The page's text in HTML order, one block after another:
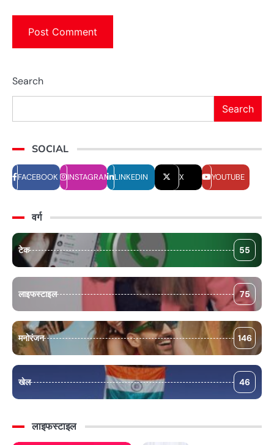
Search
Search
SOCIAL
FACEBOOK INSTAGRAM LINKEDIN X YOUTUBE
वर्ग
टेक 55
लाइफस्टाइल 75
मनोरंजन 146
खेल 46
लाइफस्टाइल